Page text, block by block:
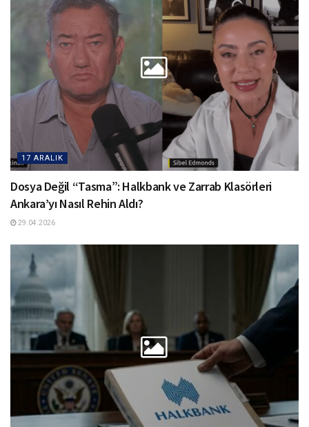
17 ARALIK
Dosya Değil “Tasma”: Halkbank ve Zarrab Klasörleri
Ankara’yı Nasıl Rehin Aldı?
29.04.2026